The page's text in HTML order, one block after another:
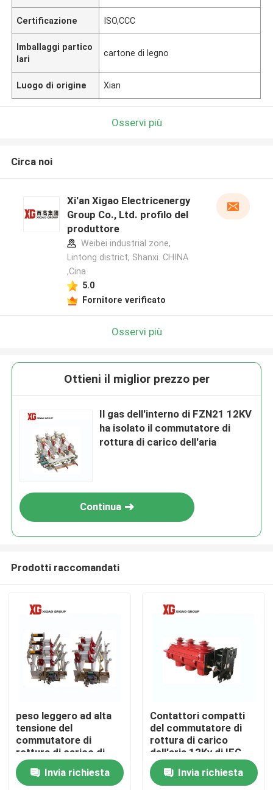
Casa
Prodotti
Circa noi
Certificazione ISO,CCC
Imballaggi partico
lari
cartone di legno
Luogo di origine Xian
Osservi più
Circa noi
Xi'an Xigao Electricenergy
Group Co., Ltd. profilo del
produttore
Weibei industrial zone,
Lintong district, Shanxi. CHINA
,Cina
5.0
Fornitore verificato
Osservi più
Ottieni il miglior prezzo per
Il gas dell'interno di FZN21 12KV
ha isolato il commutatore di
rottura di carico dell'aria
Continua
Prodotti raccomandati
peso leggero ad alta
tensione del
commutatore di
rottura di carico di
24kv 630a
Invia richiesta
Contattori compatti
del commutatore di
rottura di carico
dell'aria 12Kv di IEC
60265 tre
Invia richiesta